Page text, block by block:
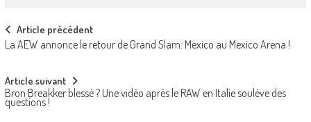
Post
navigation
Article précédent
La AEW annonce le retour de Grand Slam: Mexico au Mexico Arena !
Article suivant
Bron Breakker blessé ? Une vidéo après le RAW en Italie soulève des
questions !